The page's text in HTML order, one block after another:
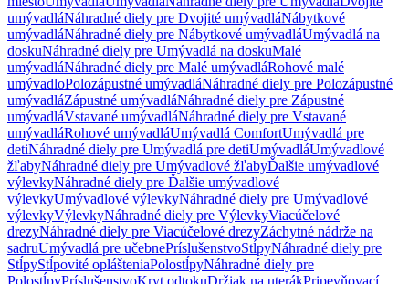
umývadláNáhradné diely pre Dvojité umývadláNábytkové
umývadláNáhradné diely pre Nábytkové umývadláUmývadlá na
doskuNáhradné diely pre Umývadlá na doskuMalé
umývadláNáhradné diely pre Malé umývadláRohové malé
umývadloPolozápustné umývadláNáhradné diely pre Polozápustné
umývadláZápustné umývadláNáhradné diely pre Zápustné
umývadláVstavané umývadláNáhradné diely pre Vstavané
umývadláRohové umývadláUmývadlá ComfortUmývadlá pre
detiNáhradné diely pre Umývadlá pre detiUmývadláUmývadlové
žľabyNáhradné diely pre Umývadlové žľabyĎalšie umývadlové
výlevkyNáhradné diely pre Ďalšie umývadlové
výlevkyUmývadlové výlevkyNáhradné diely pre Umývadlové
výlevkyVýlevkyNáhradné diely pre VýlevkyViacúčelové
drezyNáhradné diely pre Viacúčelové drezyZáchytné nádrže na
sadruUmývadlá pre učebnePríslušenstvoStĺpyNáhradné diely pre
StĺpyStĺpovité oplášteniaPolostĺpyNáhradné diely pre
PolostĺpyPríslušenstvoKryt odtokuDržiak na uterákPripevňovací